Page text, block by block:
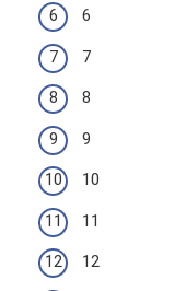
6
7
8
9
10
11
12